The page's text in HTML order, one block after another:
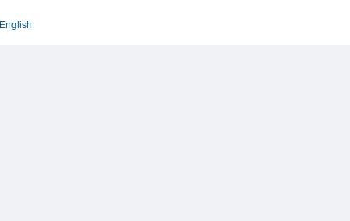
English